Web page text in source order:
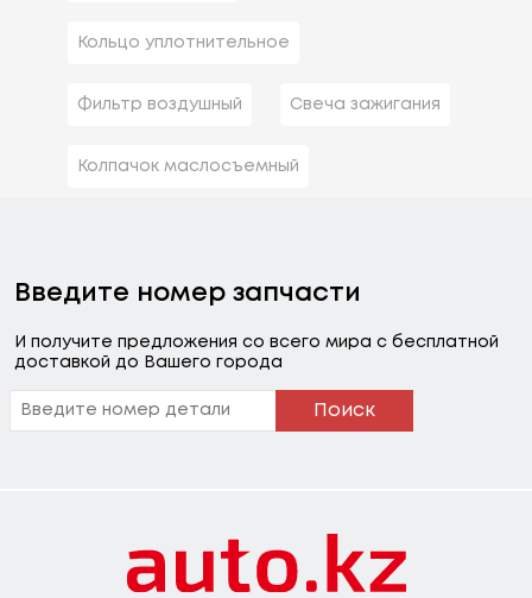
Кольцо уплотнительное
Фильтр воздушный Свеча зажигания
Колпачок маслосъемный
Введите номер запчасти
И получите предложения со всего мира с бесплатной
доставкой до Вашего города
Поиск